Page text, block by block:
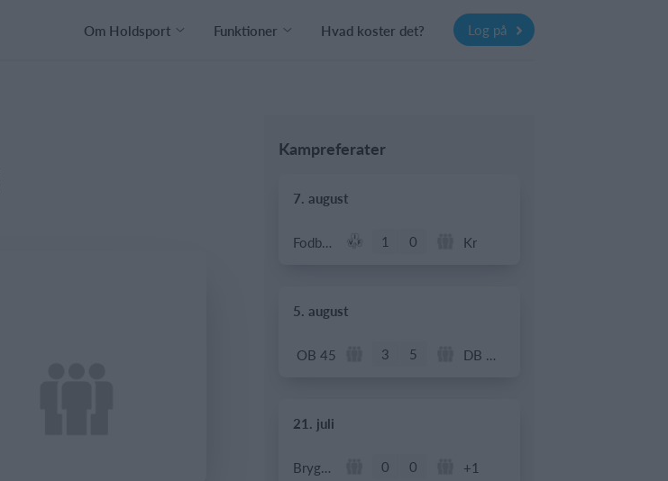
Om Holdsport Funktioner Hvad koster det? Log på
Kampreferater
7. august
Fodbold - Årgang 2014 1 0 Kr
5. august
OB 45 3 5 DB Oldboys
21. juli
Bryggebold 0 0 +1